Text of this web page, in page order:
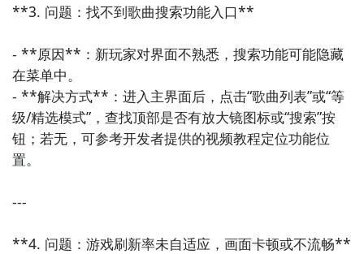
海量的精品游戏下载，
在九游客户端搜索栏中输入钢琴块2自制版znmod进行
搜索，点击进入到游戏专区中，如图所示：如图所示，
这样你就不用四处寻求游戏下载包，简简单单的两步你
就可以安装了，同时​还有大量的安卓手机游戏攻略。
九游APP下载【高速下载】
**3. 问题：找不到歌曲搜索功能入口**
- **原因**：新玩家对界面不熟悉，搜索功能可能隐藏
在菜单中。
- **解决方式**：进入主界面后，点击“歌曲列表”或“等
级/精选模式”，查找顶部是否有放大镜图标或“搜索”按
钮；若无，可参考开发者提供的视频教程定位功能位
置。
---
**4. 问题：游戏刷新率未自适应，画面卡顿或不流畅**